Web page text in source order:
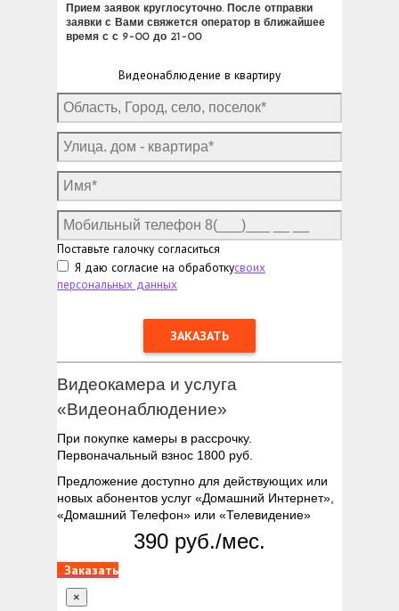
Прием заявок круглосуточно. После отправки
заявки с Вами свяжется оператор в ближайшее
время с с 9-00 до 21-00
Видеонаблюдение в квартиру
Поставьте галочку согласиться
Я даю согласие на обработкусвоих
персональных данных
Видеокамера и услуга
«Видеонаблюдение»
При покупке камеры в рассрочку.
Первоначальный взнос 1800 руб.
Предложение доступно для действующих или
новых абонентов услуг «Домашний Интернет»,
«Домашний Телефон» или «Телевидение»
390 руб./мес.
Заказать
×